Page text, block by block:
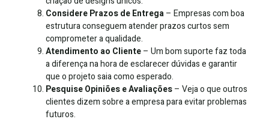
Considere Prazos de Entrega– Empresas com boa
estrutura conseguem atender prazos curtos sem
comprometer a qualidade.
Atendimento ao Cliente– Um bom suporte faz toda
a diferença na hora de esclarecer dúvidas e garantir
que o projeto saia como esperado.
Pesquise Opiniões e Avaliações– Veja o que outros
clientes dizem sobre a empresa para evitar problemas
futuros.